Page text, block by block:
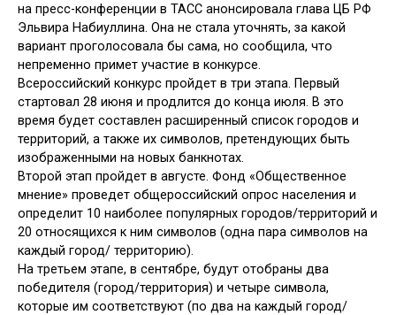
на пресс-конференции в ТАСС анонсировала глава ЦБ РФ
Эльвира Набиуллина. Она не стала уточнять, за какой
вариант проголосовала бы сама, но сообщила, что
непременно примет участие в конкурсе.
Всероссийский конкурс пройдет в три этапа. Первый
стартовал 28 июня и продлится до конца июля. В это
время будет составлен расширенный список городов и
территорий, а также их символов, претендующих быть
изображенными на новых банкнотах.
Второй этап пройдет в августе. Фонд «Общественное
мнение» проведет общероссийский опрос населения и
определит 10 наиболее популярных городов/территорий и
20 относящихся к ним символов (одна пара символов на
каждый город/ территорию).
На третьем этапе, в сентябре, будут отобраны два
победителя (город/территория) и четыре символа,
которые им соответствуют (по два на каждый город/